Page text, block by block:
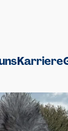
Karriere